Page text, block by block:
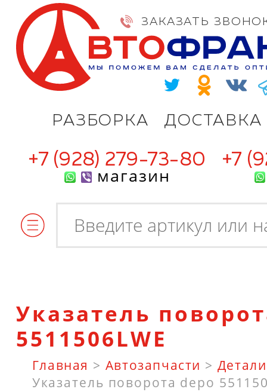
РАЗБОРКА ДОСТАВКА
ЗАКАЗАТЬ
+7 (928) 279-73-80
магазин
+7
Указатель
5511506LWE
Главная > Автозапчасти >
Указатель поворота depo